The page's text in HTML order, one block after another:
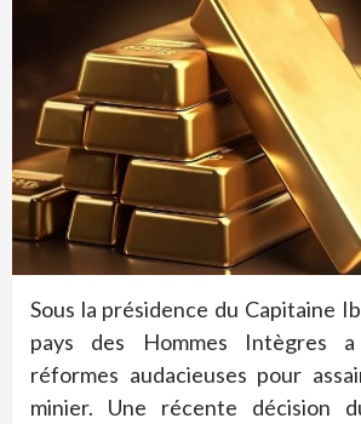
Sous la présidence du Capitaine
pays des Hommes Intègres
réformes audacieuses pour
minier. Une récente décision